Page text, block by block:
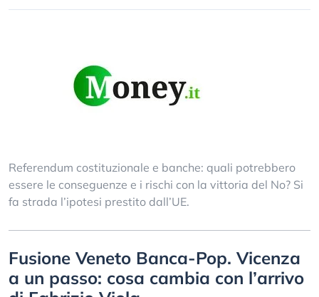
Referendum costituzionale e banche: quali potrebbero
essere le conseguenze e i rischi con la vittoria del No? Si
fa strada l’ipotesi prestito dall’UE.
Fusione Veneto Banca-Pop. Vicenza
a un passo: cosa cambia con l’arrivo